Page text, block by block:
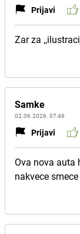
Prijavi
Zar za
Samke
02.06.2026. 07:46
Prijavi
Ova nova
nakvece smece